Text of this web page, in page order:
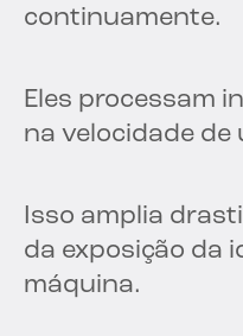
continuamente.
Eles processam
na velocidade de
Isso amplia
da exposição da
máquina.